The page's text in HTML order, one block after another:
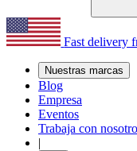
Fast delivery
Nuestras marcas
Blog
Empresa
Eventos
Trabaja con
|